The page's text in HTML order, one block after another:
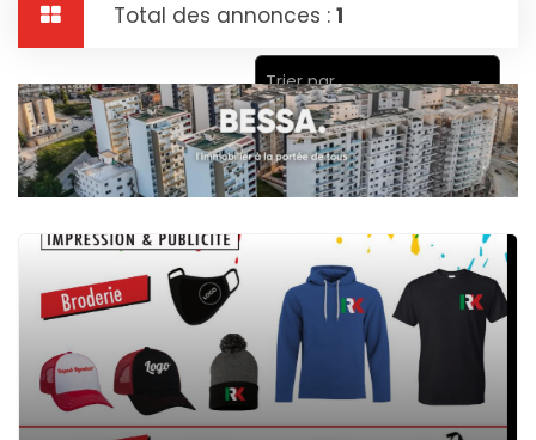
Total des annonces : 1
Trier par